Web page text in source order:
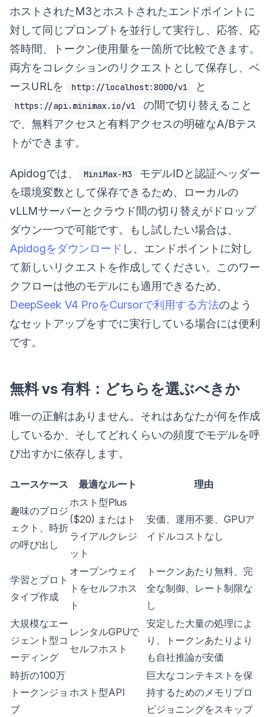
ホストされたM3とホストされたエンドポイントに
対して同じプロンプトを並行して実行し、応答、応
答時間、トークン使用量を一箇所で比較できます。
両方をコレクションのリクエストとして保存し、ベ
ースURLを
http://localhost:8000/v1 と
https://api.minimax.io/v1
の間で切り替えること
で、無料アクセスと有料アクセスの明確なA/Bテス
トができます。
Apidogでは、 MiniMax-M3
モデルIDと認証ヘッダー
を環境変数として保存できるため、ローカルの
vLLMサーバーとクラウド間の切り替えがドロップ
ダウン一つで可能です。もし試したい場合は、
Apidogをダウンロード し、エンドポイントに対し
て新しいリクエストを作成してください。このワー
クフローは他のモデルにも適用できるため、
DeepSeek V4 ProをCursorで利用する方法のよう
なセットアップをすでに実行している場合には便利
です。
無料 vs 有料：どちらを選ぶべきか
唯一の正解はありません。それはあなたが何を作成
しているか、そしてどれくらいの頻度でモデルを呼
び出すかに依存します。
ユースケース 最適なルート 理由
趣味のプロジ
ェクト、時折
の呼び出し
ホスト型Plus
($20) またはト
ライアルクレジ
ット
安価、運用不要、GPUア
イドルコストなし
学習とプロト
タイプ作成
オープンウェイ
トをセルフホス
ト
トークンあたり無料、完
全な制御、レート制限な
し
大規模なエー
ジェント型コ
ーディング
レンタルGPUで
セルフホスト
安定した大量の処理によ
り、トークンあたりより
も自社推論が安価
時折の100万
トークンジョ
ブ
ホスト型API
巨大なコンテキストを保
持するためのメモリプロ
ビジョニングをスキップ